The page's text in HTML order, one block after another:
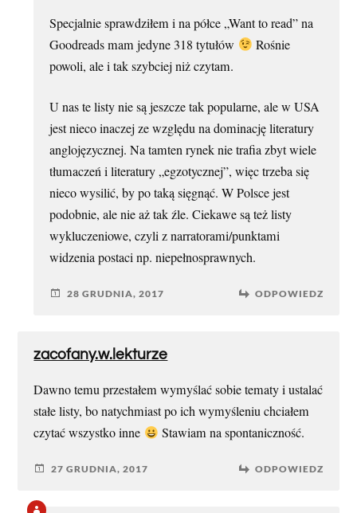
Specjalnie sprawdziłem i na półce „Want to read” na
Goodreads mam jedyne 318 tytułów
Rośnie
powoli, ale i tak szybciej niż czytam.
U nas te listy nie są jeszcze tak popularne, ale w USA
jest nieco inaczej ze względu na dominację literatury
anglojęzycznej. Na tamten rynek nie trafia zbyt wiele
tłumaczeń i literatury „egzotycznej”, więc trzeba się
nieco wysilić, by po taką sięgnąć. W Polsce jest
podobnie, ale nie aż tak źle. Ciekawe są też listy
wykluczeniowe, czyli z narratorami/punktami
widzenia postaci np. niepełnosprawnych.
28 GRUDNIA, 2017 ODPOWIEDZ
zacofany.w.lekturze
Dawno temu przestałem wymyślać sobie tematy i ustalać
stałe listy, bo natychmiast po ich wymyśleniu chciałem
czytać wszystko inne
Stawiam na spontaniczność.
27 GRUDNIA, 2017 ODPOWIEDZ